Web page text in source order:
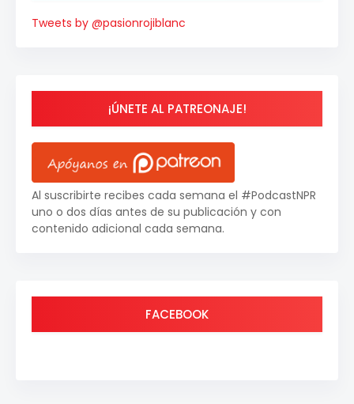
Tweets by @pasionrojiblanc
¡ÚNETE AL PATREONAJE!
Al suscribirte recibes cada semana el #PodcastNPR
uno o dos días antes de su publicación y con
contenido adicional cada semana.
FACEBOOK